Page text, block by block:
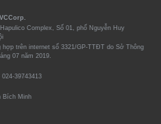
Complex, Số 01, phố Nguyễn Huy
trên internet số 3321/GP-TTĐT do Sở Thông
07 năm 2019.
39743413
Bích Minh